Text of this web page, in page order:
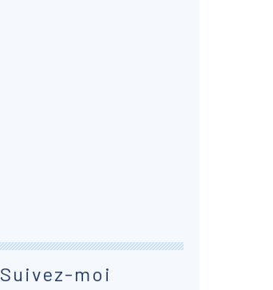
Suivez-moi